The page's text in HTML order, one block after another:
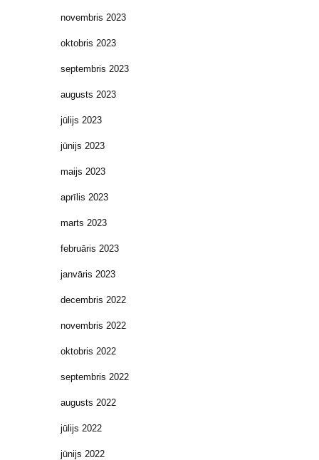
novembris 2023
oktobris 2023
septembris 2023
augusts 2023
jūlijs 2023
jūnijs 2023
maijs 2023
aprīlis 2023
marts 2023
februāris 2023
janvāris 2023
decembris 2022
novembris 2022
oktobris 2022
septembris 2022
augusts 2022
jūlijs 2022
jūnijs 2022